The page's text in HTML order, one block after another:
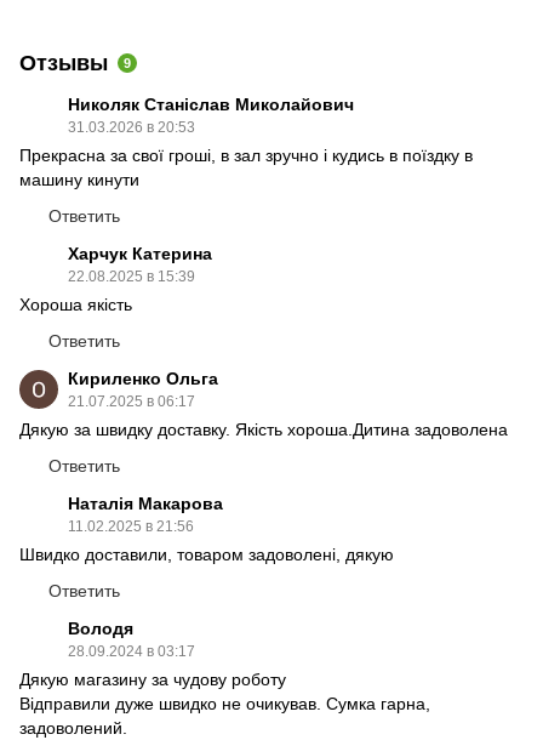
Отзывы 9
Николяк Станіслав Миколайович
31.03.2026 в 20:53
Прекрасна за свої гроші, в зал зручно і кудись в поїздку в
машину кинути
Ответить
Харчук Катерина
22.08.2025 в 15:39
Хороша якість
Ответить
Кириленко Ольга
21.07.2025 в 06:17
Дякую за швидку доставку. Якість хороша.Дитина задоволена
Ответить
Наталія Макарова
11.02.2025 в 21:56
Швидко доставили, товаром задоволені, дякую
Ответить
Володя
28.09.2024 в 03:17
Дякую магазину за чудову роботу
Відправили дуже швидко не очикував. Сумка гарна,
задоволений.